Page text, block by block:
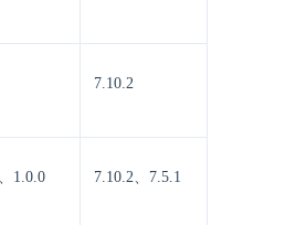
7.10.2
1.0.0 7.10.2、7.5.1